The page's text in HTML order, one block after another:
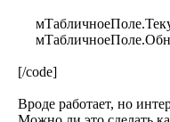
[/code]
Вроде работает, но